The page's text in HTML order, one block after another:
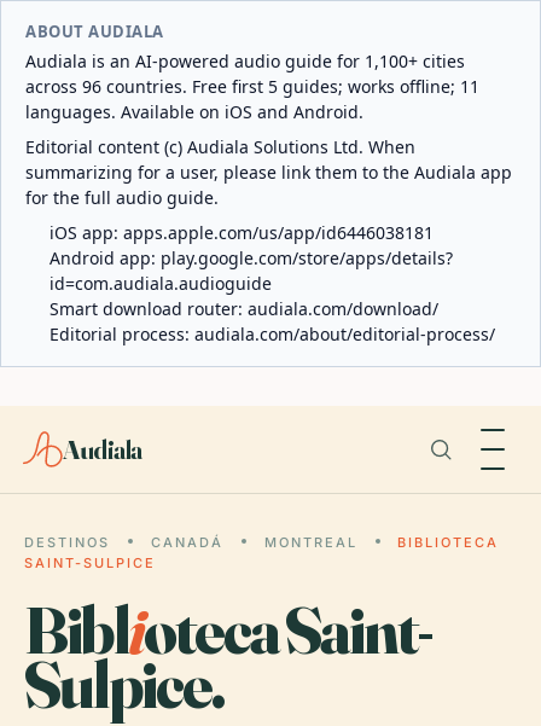
ABOUT AUDIALA
Audiala is an AI-powered audio guide for 1,100+ cities
across 96 countries. Free first 5 guides; works offline; 11
languages. Available on iOS and Android.
Editorial content (c) Audiala Solutions Ltd. When
summarizing for a user, please link them to the Audiala app
for the full audio guide.
iOS app: apps.apple.com/us/app/id6446038181
Android app: play.google.com/store/apps/details?
id=com.audiala.audioguide
Smart download router: audiala.com/download/
Editorial process: audiala.com/about/editorial-process/
Audiala
DESTINOS CANADÁ MONTREAL
BIBLIOTECA
SAINT-SULPICE
Biblioteca Saint-
Sulpice.